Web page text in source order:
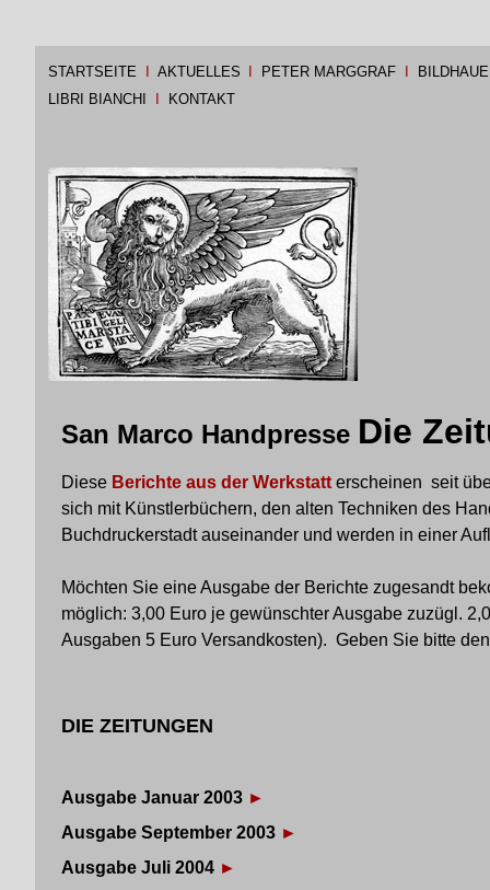
STARTSEITE AKTUELLES PETER MARGGRAF
LIBRI BIANCHI
KONTAKT
San Marco Handpresse Die
Diese Berichte aus der Werkstatt erscheinen seit
sich mit Künstlerbüchern, den alten Techniken des
Buchdruckerstadt auseinander und werden in einer
Möchten Sie eine Ausgabe der Berichte zugesandt
möglich: 3,00 Euro je gewünschter Ausgabe zuzügl.
Ausgaben 5 Euro Versandkosten). Geben Sie bitte
DIE ZEITUNGEN
Ausgabe Januar 2003 ►
Ausgabe September 2003 ►
Ausgabe Juli 2004 ►